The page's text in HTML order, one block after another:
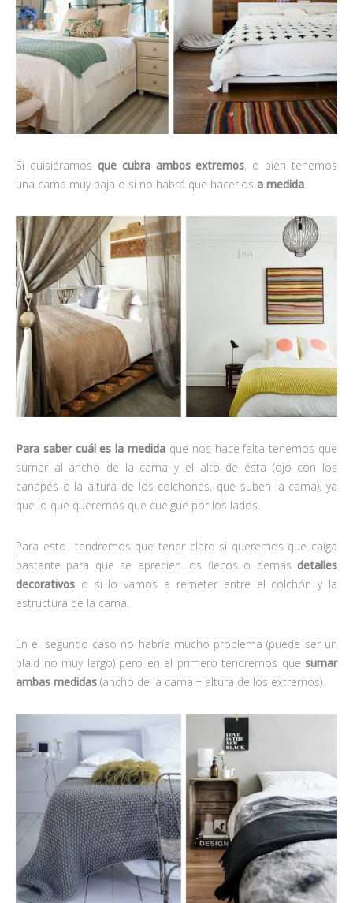
Si quisiéramos que cubra ambos extremos, o bien tenemos
una cama muy baja o si no habrá que hacerlos a medida.
Para saber cuál es la medida que nos hace falta tenemos que
sumar al ancho de la cama y el alto de ésta (ojo con los
canapés o la altura de los colchones, que suben la cama), ya
que lo que queremos que cuelgue por los lados.
Para esto tendremos que tener claro si queremos que caiga
bastante para que se aprecien los flecos o demás detalles
decorativos o si lo vamos a remeter entre el colchón y la
estructura de la cama.
En el segundo caso no habría mucho problema (puede ser un
plaid no muy largo) pero en el primero tendremos que sumar
ambas medidas (ancho de la cama + altura de los extremos).